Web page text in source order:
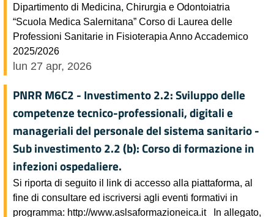
Dipartimento di Medicina, Chirurgia e Odontoiatria
“Scuola Medica Salernitana” Corso di Laurea delle
Professioni Sanitarie in Fisioterapia Anno Accademico
2025/2026
lun 27 apr, 2026
PNRR M6C2 - Investimento 2.2: Sviluppo delle
competenze tecnico-professionali, digitali e
manageriali del personale del sistema sanitario -
Sub investimento 2.2 (b): Corso di formazione in
infezioni ospedaliere.
Si riporta di seguito il link di accesso alla piattaforma, al
fine di consultare ed iscriversi agli eventi formativi in
programma: http://www.aslsaformazioneica.it In allegato,